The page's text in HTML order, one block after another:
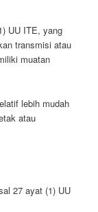
UU ITE, yang
transmisi atau
muatan
lebih mudah
atau
27 ayat (1) UU